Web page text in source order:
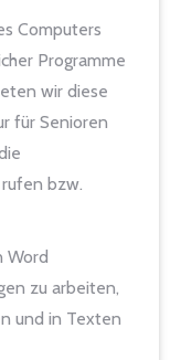
Computers
Programme
wir diese
für Senioren
bzw.
Word
zu arbeiten,
und in Texten